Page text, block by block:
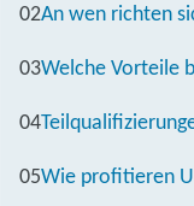
02An wen richten
03Welche Vorteile
04
05Wie profitieren